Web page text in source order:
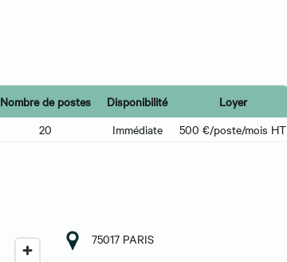
Nombre de postes Disponibilité
Loyer
20 Immédiate 500 €/poste/mois HT
75017 PARIS